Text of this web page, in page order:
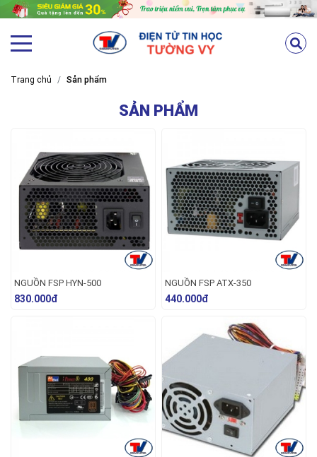
Trang chủ Sản phẩm
SẢN PHẨM
NGUỒN FSP HYN-500
830.000đ
NGUỒN FSP ATX-350
440.000đ